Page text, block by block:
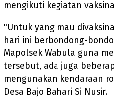
mengikuti kegiatan
"Untuk yang mau
hari ini berbondong-
Mapolsek Wabula guna
tersebut, ada juga
mengunakan kendaraan
Desa Bajo Bahari Si Nusir.